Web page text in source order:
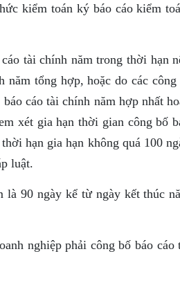
kiểm toán ký báo cáo kiểm
tài chính năm trong thời hạn
năm tổng hợp, hoặc do các
cáo tài chính năm hợp nhất
xét gia hạn thời gian công bố
hạn gia hạn không quá 100
luật.
là 90 ngày kể từ ngày kết thúc
nghiệp phải công bố báo cáo